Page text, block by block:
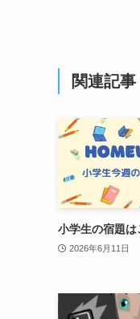
関連記事
小学生の宿題は
2026年6月11日